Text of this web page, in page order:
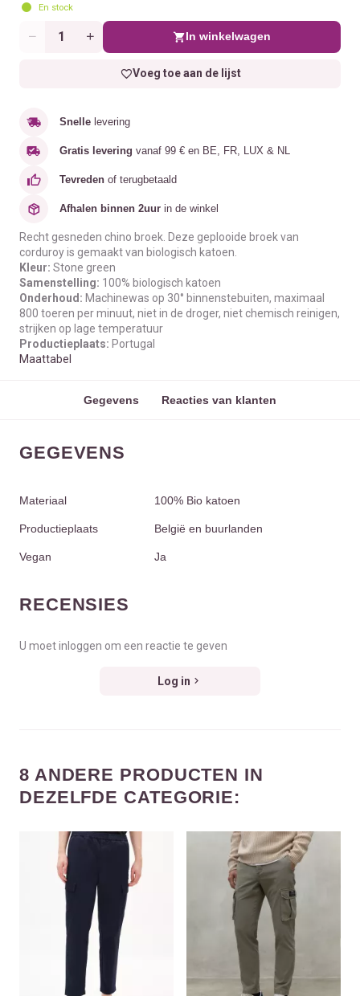
En stock
Aantal In winkelwagen
Voeg toe aan de lijst
Snelle levering
Gratis levering vanaf 99 € en BE, FR, LUX & NL
Tevreden of terugbetaald
Afhalen binnen 2uur in de winkel
Recht gesneden chino broek. Deze geplooide broek van
corduroy is gemaakt van biologisch katoen.
Kleur: Stone green
Samenstelling: 100% biologisch katoen
Onderhoud: Machinewas op 30° binnenstebuiten, maximaal
800 toeren per minuut, niet in de droger, niet chemisch reinigen,
strijken op lage temperatuur
Productieplaats: Portugal
Maattabel
Gegevens Reacties van klanten
GEGEVENS
Materiaal 100% Bio katoen
Productieplaats België en buurlanden
Vegan Ja
RECENSIES
U moet inloggen om een reactie te geven
Log in
8 ANDERE PRODUCTEN IN
DEZELFDE CATEGORIE: